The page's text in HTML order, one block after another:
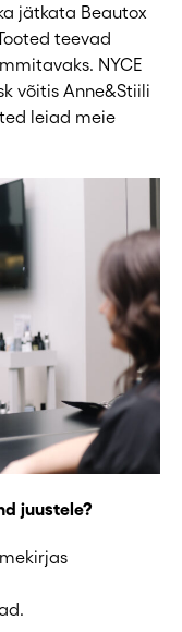
jätkata Beautox
teevad
NYCE
võitis Anne&Stiili
leiad meie
juustele?